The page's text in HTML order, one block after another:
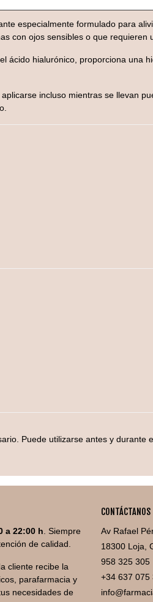
especialmente formulado para
con ojos sensibles o que requieren
ácido hialurónico, proporciona una
incluso mientras se llevan
Puede utilizarse antes y
a 22:00 h . Siempre
de calidad.
cliente recibe la
parafarmacia y
necesidades de
CONTÁCTANOS
Av Rafael
18300 Loja,
958 325 305
+34 637 075